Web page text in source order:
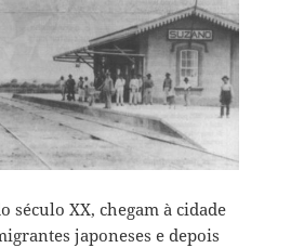
século XX, chegam à cidade
japoneses e depois